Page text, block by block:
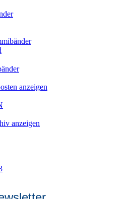
anzeigen
anzeigen